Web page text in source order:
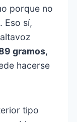
porque no
Eso sí,
gramos,
hacerse
tipo